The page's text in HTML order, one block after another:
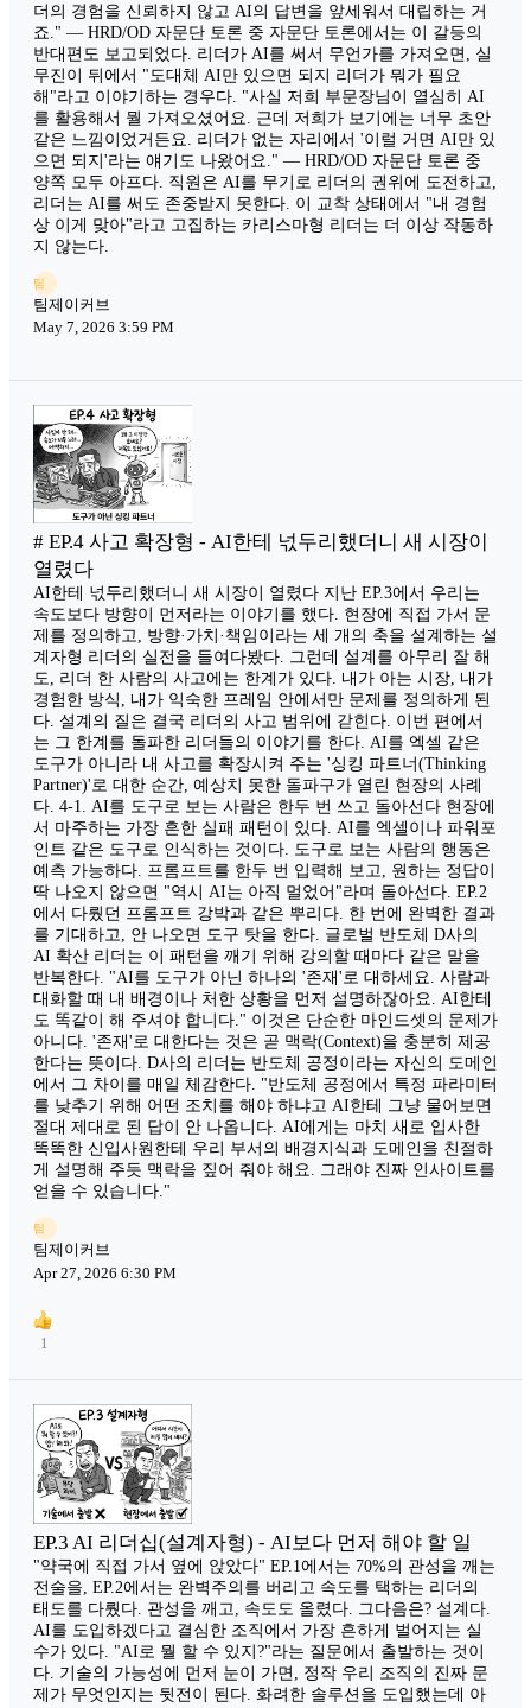
더의 경험을 신뢰하지 않고 AI의 답변을 앞세워서 대립하는 거
죠." — HRD/OD 자문단 토론 중 자문단 토론에서는 이 갈등의
반대편도 보고되었다. 리더가 AI를 써서 무언가를 가져오면, 실
무진이 뒤에서 "도대체 AI만 있으면 되지 리더가 뭐가 필요
해"라고 이야기하는 경우다. "사실 저희 부문장님이 열심히 AI
를 활용해서 뭘 가져오셨어요. 근데 저희가 보기에는 너무 초안
같은 느낌이었거든요. 리더가 없는 자리에서 '이럴 거면 AI만 있
으면 되지'라는 얘기도 나왔어요." — HRD/OD 자문단 토론 중
양쪽 모두 아프다. 직원은 AI를 무기로 리더의 권위에 도전하고,
리더는 AI를 써도 존중받지 못한다. 이 교착 상태에서 "내 경험
상 이게 맞아"라고 고집하는 카리스마형 리더는 더 이상 작동하
지 않는다.
팀
팀제이커브
May 7, 2026 3:59 PM
# EP.4 사고 확장형 - AI한테 넋두리했더니 새 시장이
열렸다
AI한테 넋두리했더니 새 시장이 열렸다 지난 EP.3에서 우리는
속도보다 방향이 먼저라는 이야기를 했다. 현장에 직접 가서 문
제를 정의하고, 방향·가치·책임이라는 세 개의 축을 설계하는 설
계자형 리더의 실전을 들여다봤다. 그런데 설계를 아무리 잘 해
도, 리더 한 사람의 사고에는 한계가 있다. 내가 아는 시장, 내가
경험한 방식, 내가 익숙한 프레임 안에서만 문제를 정의하게 된
다. 설계의 질은 결국 리더의 사고 범위에 갇힌다. 이번 편에서
는 그 한계를 돌파한 리더들의 이야기를 한다. AI를 엑셀 같은
도구가 아니라 내 사고를 확장시켜 주는 '싱킹 파트너(Thinking
Partner)'로 대한 순간, 예상치 못한 돌파구가 열린 현장의 사례
다. 4-1. AI를 도구로 보는 사람은 한두 번 쓰고 돌아선다 현장에
서 마주하는 가장 흔한 실패 패턴이 있다. AI를 엑셀이나 파워포
인트 같은 도구로 인식하는 것이다. 도구로 보는 사람의 행동은
예측 가능하다. 프롬프트를 한두 번 입력해 보고, 원하는 정답이
딱 나오지 않으면 "역시 AI는 아직 멀었어"라며 돌아선다. EP.2
에서 다뤘던 프롬프트 강박과 같은 뿌리다. 한 번에 완벽한 결과
를 기대하고, 안 나오면 도구 탓을 한다. 글로벌 반도체 D사의
AI 확산 리더는 이 패턴을 깨기 위해 강의할 때마다 같은 말을
반복한다. "AI를 도구가 아닌 하나의 '존재'로 대하세요. 사람과
대화할 때 내 배경이나 처한 상황을 먼저 설명하잖아요. AI한테
도 똑같이 해 주셔야 합니다." 이것은 단순한 마인드셋의 문제가
아니다. '존재'로 대한다는 것은 곧 맥락(Context)을 충분히 제공
한다는 뜻이다. D사의 리더는 반도체 공정이라는 자신의 도메인
에서 그 차이를 매일 체감한다. "반도체 공정에서 특정 파라미터
를 낮추기 위해 어떤 조치를 해야 하냐고 AI한테 그냥 물어보면
절대 제대로 된 답이 안 나옵니다. AI에게는 마치 새로 입사한
똑똑한 신입사원한테 우리 부서의 배경지식과 도메인을 친절하
게 설명해 주듯 맥락을 짚어 줘야 해요. 그래야 진짜 인사이트를
얻을 수 있습니다."
팀
팀제이커브
Apr 27, 2026 6:30 PM
1
EP.3 AI 리더십(설계자형) - AI보다 먼저 해야 할 일
"약국에 직접 가서 옆에 앉았다" EP.1에서는 70%의 관성을 깨는
전술을, EP.2에서는 완벽주의를 버리고 속도를 택하는 리더의
태도를 다뤘다. 관성을 깨고, 속도도 올렸다. 그다음은? 설계다.
AI를 도입하겠다고 결심한 조직에서 가장 흔하게 벌어지는 실
수가 있다. "AI로 뭘 할 수 있지?"라는 질문에서 출발하는 것이
다. 기술의 가능성에 먼저 눈이 가면, 정작 우리 조직의 진짜 문
제가 무엇인지는 뒷전이 된다. 화려한 솔루션을 도입했는데 아